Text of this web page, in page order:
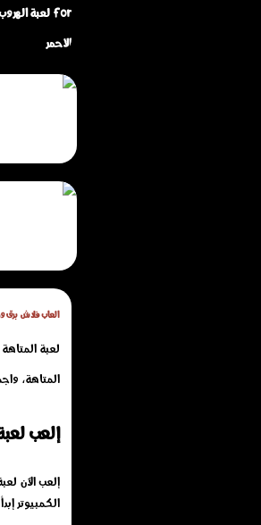
العاب فلاش برق
لعبة
المتاهة،
إلعب
الكمبيوتر